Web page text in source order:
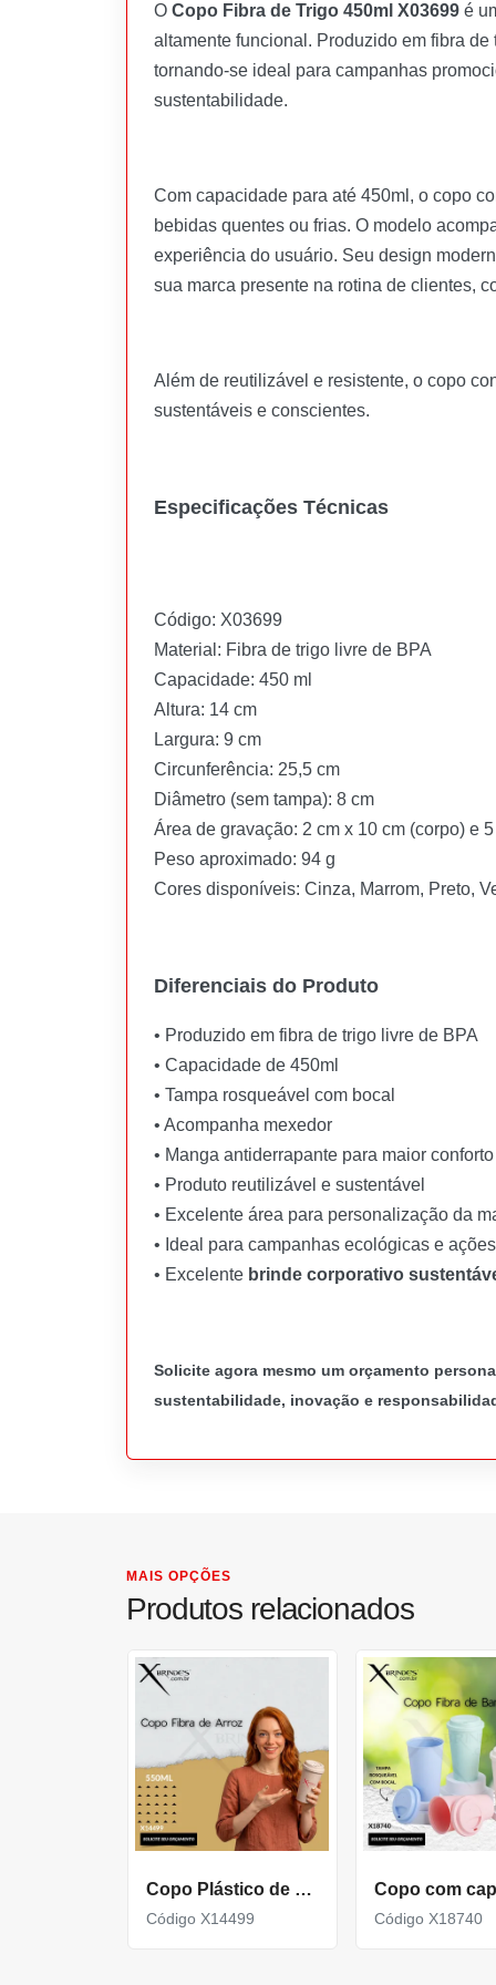
O Copo Fibra de Trigo 450ml X03699 é
altamente funcional. Produzido em fibra
tornando-se ideal para campanhas
sustentabilidade.
Com capacidade para até 450ml, o copo
bebidas quentes ou frias. O modelo
experiência do usuário. Seu design
sua marca presente na rotina de clientes,
Além de reutilizável e resistente, o copo
sustentáveis e conscientes.
Especificações Técnicas
Código: X03699
Material: Fibra de trigo livre de BPA
Capacidade: 450 ml
Altura: 14 cm
Largura: 9 cm
Circunferência: 25,5 cm
Diâmetro (sem tampa): 8 cm
Área de gravação: 2 cm x 10 cm (corpo) e
Peso aproximado: 94 g
Cores disponíveis: Cinza, Marrom, Preto,
Diferenciais do Produto
• Produzido em fibra de trigo livre de BPA
• Capacidade de 450ml
• Tampa rosqueável com bocal
• Acompanha mexedor
• Manga antiderrapante para maior conforto
• Produto reutilizável e sustentável
• Excelente área para personalização da
• Ideal para campanhas ecológicas e
• Excelente brinde corporativo
Solicite agora mesmo um orçamento
sustentabilidade, inovação e
MAIS OPÇÕES
Produtos relacionados
Copo Plástico de Fibra de Arroz 550ml com tampa de bocal X14499
Código X14499 Código X18740